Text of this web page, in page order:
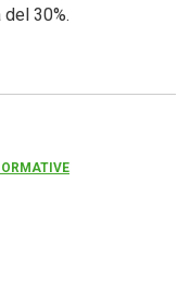
30%.